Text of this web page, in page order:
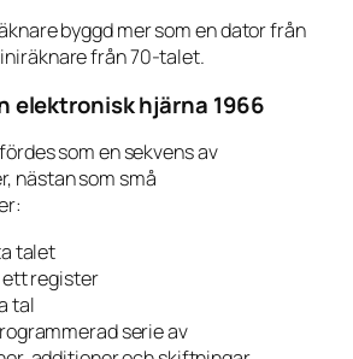
byggd mer som en dator från
från 70-talet.
elektronisk hjärna 1966
som en sekvens av
nästan som små
talet
ett register
tal
serie av